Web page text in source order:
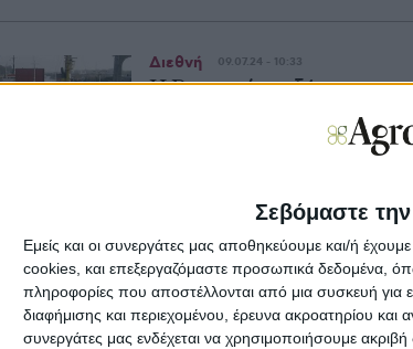
Σεβόμαστε την
Εμείς και οι συνεργάτες μας αποθηκεύουμε και/ή
cookies, και επεξεργαζόμαστε προσωπικά δεδομένα,
πληροφορίες που αποστέλλονται από μια συσκευή για
διαφήμισης και περιεχομένου, έρευνα ακροατηρίου και
συνεργάτες μας ενδέχεται να χρησιμοποιήσουμε
Διεθνή 09.07.24 - 10:33
Η Ρουμανία αυξάνει τη
ουκρανικών σιτηρών μέσω
Η Ρουμανία θα συνεχίσει τις
αξιοποιώντας, προσαρμόζοντας και
καλύτερα τις υποδομές που
δραστηριότητα, αναφέρει η υπουργός
Ρουμανίας Luminica Odobescu.
Διεθνή 05.07.24 - 11:41